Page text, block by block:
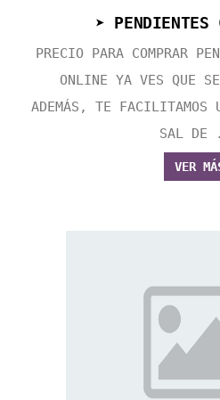
➤
PRECIO PARA COMPRAR
ONLINE YA VES QUE
ADEMÁS, TE FACILITAMOS
SAL
VER